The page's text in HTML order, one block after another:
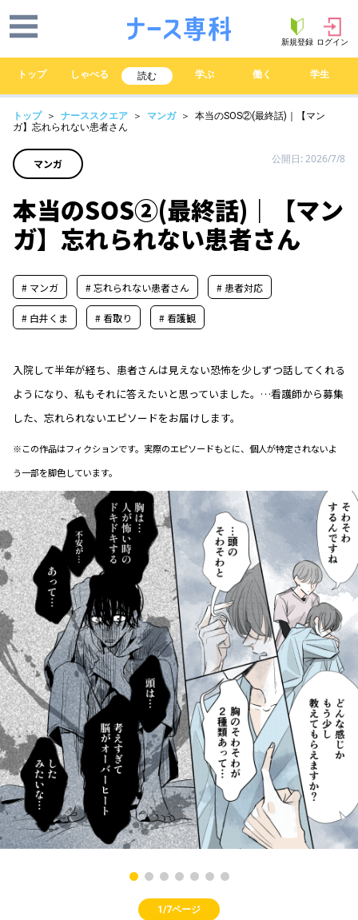
新規登録 ログイン
トップ しゃべる 読む 学ぶ 働く 学生
トップ ＞ ナーススクエア ＞ マンガ ＞ 本当のSOS②(最終話)｜【マン
ガ】忘れられない患者さん
マンガ 公開日: 2026/7/8
本当のSOS②(最終話)｜【マン
ガ】忘れられない患者さん
# マンガ # 忘れられない患者さん # 患者対応
# 白井くま # 看取り # 看護観
入院して半年が経ち、患者さんは見えない恐怖を少しずつ話してくれる
ようになり、私もそれに答えたいと思っていました。…看護師から募集
した、忘れられないエピソードをお届けします。
※この作品はフィクションです。実際のエピソードもとに、個人が特定されないよ
う一部を脚色しています。
1/7ページ